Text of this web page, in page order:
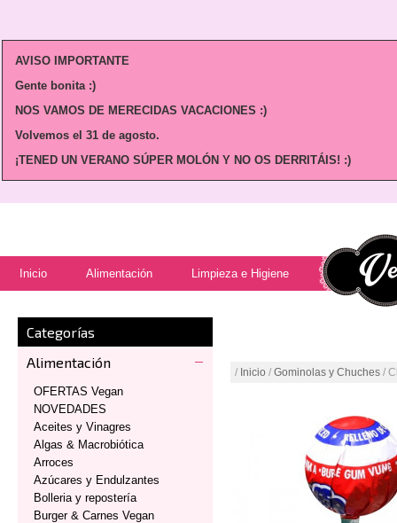
AVISO IMPORTANTE
Gente bonita :)
NOS VAMOS DE MERECIDAS VACACIONES :)
Volvemos el 31 de agosto.
¡TENED UN VERANO SÚPER MOLÓN Y NO OS DERRITÁIS! :)
Inicio Alimentación Limpieza e Higiene
Categorías
Alimentación
OFERTAS Vegan
NOVEDADES
Aceites y Vinagres
Algas & Macrobiótica
Arroces
Azúcares y Endulzantes
Bolleria y repostería
Burger & Carnes Vegan
/ Inicio / Gominolas y Chuches /